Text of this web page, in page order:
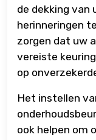
de dekking van
herinneringen
zorgen dat uw
vereiste
op
Het instellen
ook helpen om